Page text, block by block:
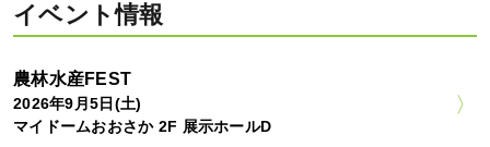
イベント情報
農林水産FEST
2026年9月5日(土)
マイドームおおさか 2F 展示ホールD